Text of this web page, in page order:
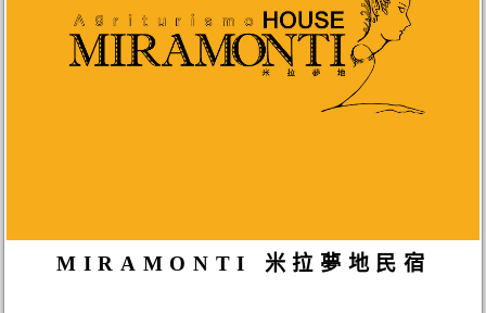
MIRAMONTI 米拉夢地民宿